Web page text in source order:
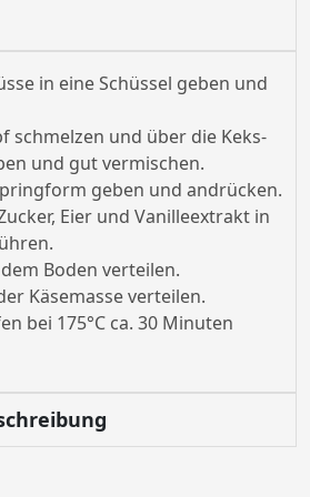
in eine Schüssel geben und
schmelzen und über die Keks-
und gut vermischen.
geben und andrücken.
Eier und Vanilleextrakt in
Boden verteilen.
Käsemasse verteilen.
bei 175°C ca. 30 Minuten